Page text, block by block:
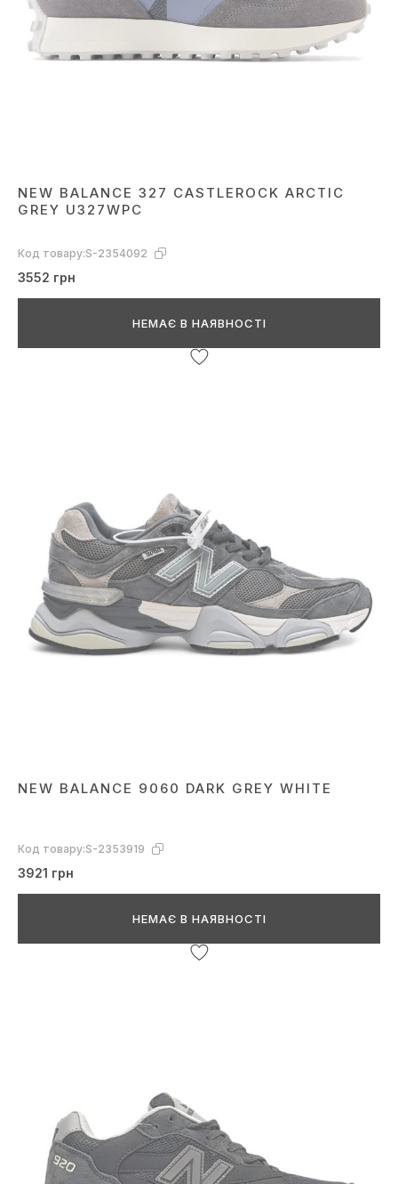
NEW BALANCE 327 CASTLEROCK ARCTIC
GREY U327WPC
Код товару:S-2354092
3552 грн
НЕМАЄ В НАЯВНОСТІ
NEW BALANCE 9060 DARK GREY WHITE
Код товару:S-2353919
3921 грн
НЕМАЄ В НАЯВНОСТІ